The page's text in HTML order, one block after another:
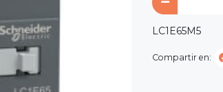
LC1E65M5
Compartir en: